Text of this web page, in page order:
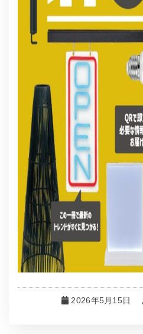
2026年5月15日